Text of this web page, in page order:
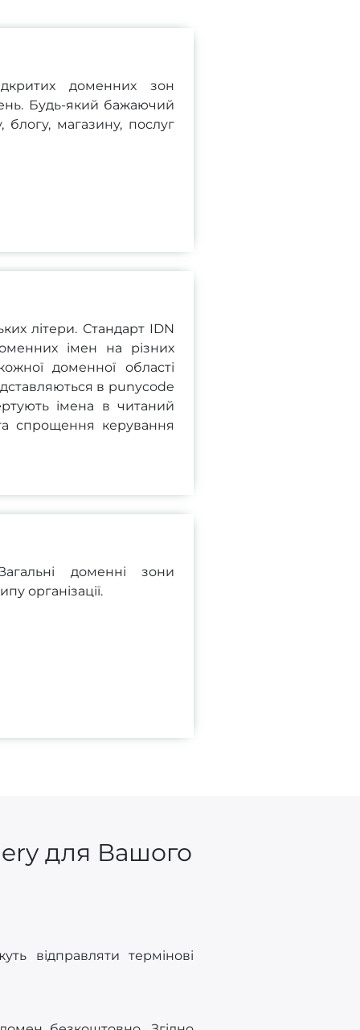
доменних зон
Будь-який бажаючий
магазину, послуг
літери. Стандарт IDN
імен на різних
доменної області
в punycode
імена в читаний
спрощення керування
доменні зони
організації.
для Вашого
відправляти термінові